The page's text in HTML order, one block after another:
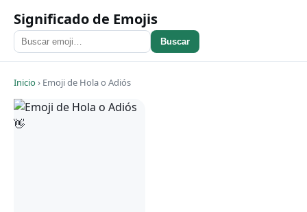
Significado de Emojis
Buscar
Inicio› Emoji de Hola o Adiós